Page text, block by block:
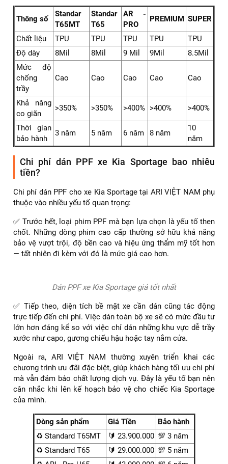
Dán PPF uy tín với đội ngũ kỹ thuật viên lành nghề
Phim PPF ARI – Lựa chọn hoàn hảo cho xe Kia
Sportage
Phim PPF ARI được thiết kế đặc biệt để bảo vệ xe hơi với
những ưu điểm nổi bật:
✅ Chất liệu TPU cao cấp: Khả năng chống trầy xước và tự
phục hồi tuyệt vời.
✅ Độ trong suốt hoàn hảo: Đảm bảo giữ nguyên màu sơn
gốc của xe.
✅ Chống ố vàng và chống tia UV: Giúp phim luôn trong
suốt, không bị xuống màu theo thời gian.
✅ Bảo hành chính hãng: ARI VIỆT NAM cam kết bảo hành
lâu dài cho khách hàng sử dụng phim PPF ARI.
Dán PPF xe Kia Sportage thương hiệu ARI
Thông số kỹ thuật của 5 dòng film PPF ARI cơ bản:
TPU TPU TPU TPU
Độ dày
8Mil 9 Mil
Mức độ
chống
trầy
Cao Cao Cao Cao Cao
co giãn
>350% >350% >400% >400% >400%
Thời gian
bảo hành
3 năm 5 năm 6 năm 8 năm
10
năm
tiền?
Chi phí dán PPF cho xe Kia Sportage tại ARI VIỆT NAM phụ
thuộc vào nhiều yếu tố quan trọng: